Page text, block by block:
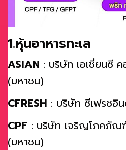
1.หุ้นอาหารทะเล
ASIAN : บริษัท เอเชี่ยนซี
(มหาชน)
CFRESH : บริษัท ซีเฟรชอิ
CPF : บริษัท เจริญโภคภัณ
(มหาชน)